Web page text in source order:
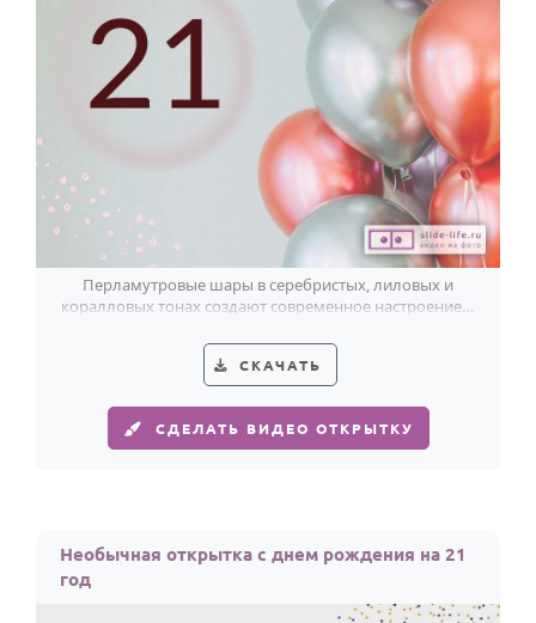
Перламутровые шары в серебристых, лиловых и
коралловых тонах создают современное настроение и
СКАЧАТЬ
СДЕЛАТЬ ВИДЕО ОТКРЫТКУ
Необычная открытка с днем рождения на 21
год